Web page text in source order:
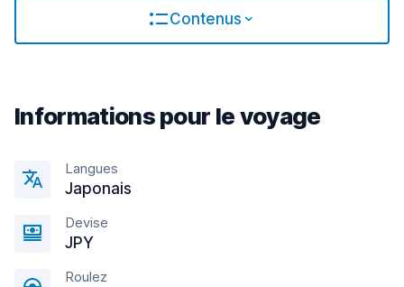
Contenus
Informations pour le voyage
Langues
Japonais
Devise
JPY
Roulez